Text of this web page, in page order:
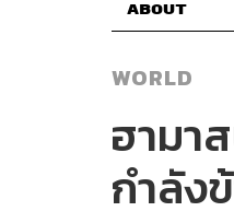
ABOUT
WORLD
ฮามา
กำลัง